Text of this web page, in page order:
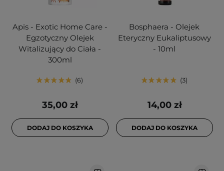
Apis - Exotic Home Care -
Egzotyczny Olejek
Witalizujący do Ciała -
300ml
6
35,00 zł
DODAJ DO KOSZYKA
Bosphaera - Olejek
Eteryczny Eukaliptusowy
- 10ml
3
14,00 zł
DODAJ DO KOSZYKA